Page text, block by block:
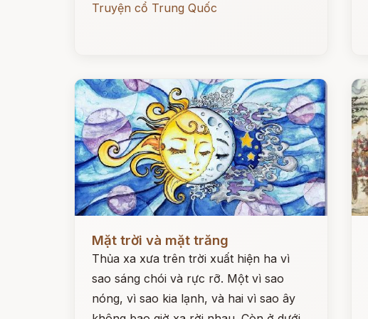
Truyện cổ Trung Quốc
Mặt trời và mặt trăng
Thủa xa xưa trên trời xuất hiện ha vì
sao sáng chói và rực rỡ. Một vì sao
nóng, vì sao kia lạnh, và hai vì sao ây